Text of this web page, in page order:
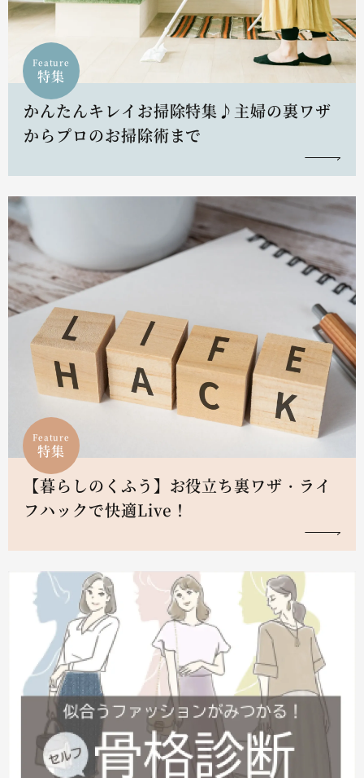
Feature
特集
かんたんキレイお掃除特集♪主婦の裏ワザ
からプロのお掃除術まで
Feature
特集
【暮らしのくふう】お役立ち裏ワザ・ライ
フハックで快適Live！